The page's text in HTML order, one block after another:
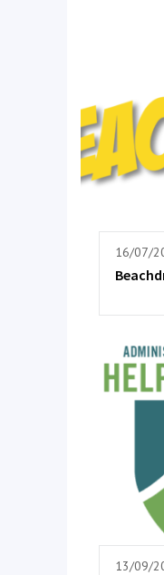
16/07/
13/09/